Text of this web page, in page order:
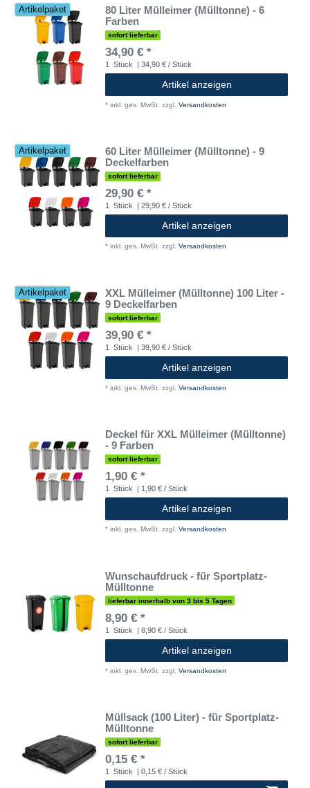
Artikelpaket
80 Liter Mülleimer (Mülltonne) - 6
Farben
sofort lieferbar
34,90 € *
1 Stück | 34,90 € / Stück
Artikel anzeigen
* inkl. ges. MwSt. zzgl. Versandkosten
Artikelpaket
60 Liter Mülleimer (Mülltonne) - 9
Deckelfarben
sofort lieferbar
29,90 € *
1 Stück | 29,90 € / Stück
Artikel anzeigen
* inkl. ges. MwSt. zzgl. Versandkosten
Artikelpaket
XXL Mülleimer (Mülltonne) 100 Liter -
9 Deckelfarben
sofort lieferbar
39,90 € *
1 Stück | 39,90 € / Stück
Artikel anzeigen
* inkl. ges. MwSt. zzgl. Versandkosten
Deckel für XXL Mülleimer (Mülltonne)
- 9 Farben
sofort lieferbar
1,90 € *
1 Stück | 1,90 € / Stück
Artikel anzeigen
* inkl. ges. MwSt. zzgl. Versandkosten
Wunschaufdruck - für Sportplatz-
Mülltonne
lieferbar innerhalb von 3 bis 5 Tagen
8,90 € *
1 Stück | 8,90 € / Stück
Artikel anzeigen
* inkl. ges. MwSt. zzgl. Versandkosten
Müllsack (100 Liter) - für Sportplatz-
Mülltonne
sofort lieferbar
0,15 € *
1 Stück | 0,15 € / Stück